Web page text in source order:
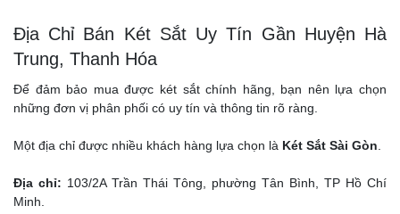
Địa Chỉ Bán Két Sắt Uy Tín Gần Huyện Hà
Trung, Thanh Hóa
Để đảm bảo mua được két sắt chính hãng, bạn nên lựa chọn
những đơn vị phân phối có uy tín và thông tin rõ ràng.
Một địa chỉ được nhiều khách hàng lựa chọn là Két Sắt Sài Gòn
Địa chỉ: 103/2A Trần Thái Tông, phường Tân Bình, TP Hồ Chí
Minh.